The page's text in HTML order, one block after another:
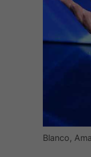
Blanco,